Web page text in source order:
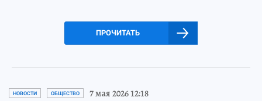
ПРОЧИТАТЬ
НОВОСТИ ОБЩЕСТВО 7 мая 2026 12:18